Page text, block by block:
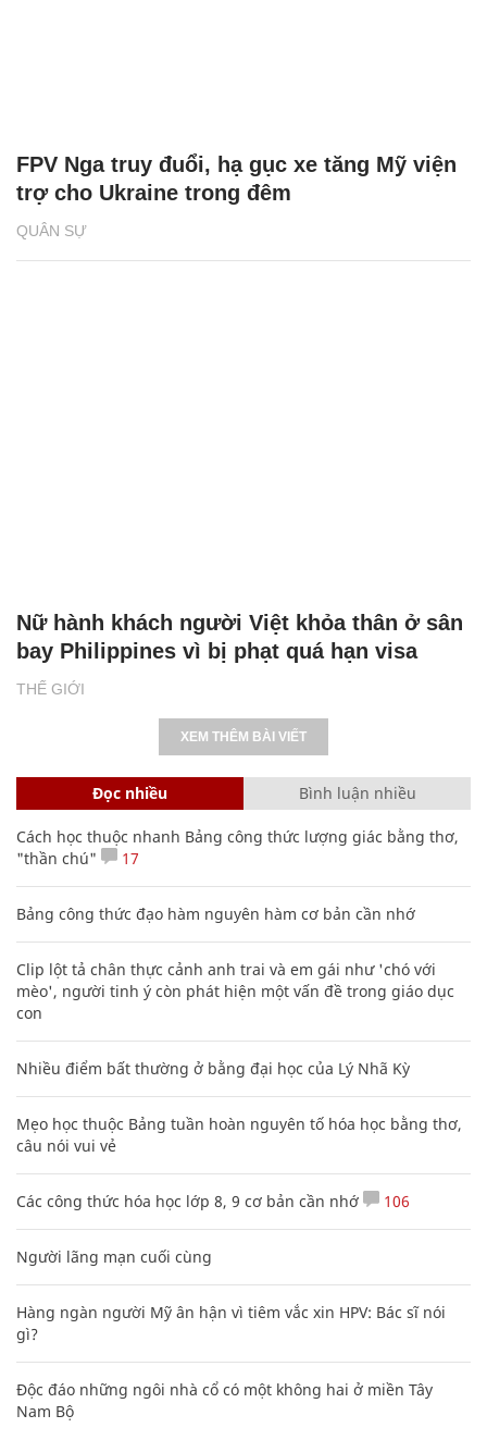
QUÂN SỰ
FPV Nga truy đuổi, hạ gục xe tăng Mỹ viện
trợ cho Ukraine trong đêm
THẾ GIỚI
Nữ hành khách người Việt khỏa thân ở sân
bay Philippines vì bị phạt quá hạn visa
XEM THÊM BÀI VIẾT
Đọc nhiều Bình luận nhiều
Cách học thuộc nhanh Bảng công thức lượng giác bằng thơ,
"thần chú"
17
Bảng công thức đạo hàm nguyên hàm cơ bản cần nhớ
Clip lột tả chân thực cảnh anh trai và em gái như 'chó với
mèo', người tinh ý còn phát hiện một vấn đề trong giáo dục
con
Nhiều điểm bất thường ở bằng đại học của Lý Nhã Kỳ
Mẹo học thuộc Bảng tuần hoàn nguyên tố hóa học bằng thơ,
câu nói vui vẻ
Các công thức hóa học lớp 8, 9 cơ bản cần nhớ 106
Người lãng mạn cuối cùng
Hàng ngàn người Mỹ ân hận vì tiêm vắc xin HPV: Bác sĩ nói
gì?
Độc đáo những ngôi nhà cổ có một không hai ở miền Tây
Nam Bộ